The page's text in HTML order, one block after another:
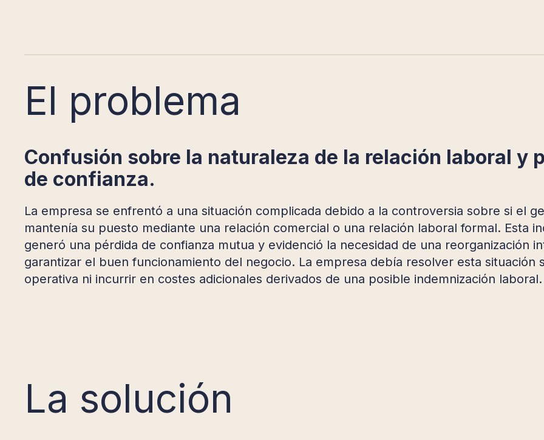
El problema
Confusión sobre la naturaleza de la relación laboral y
de confianza.
La empresa se enfrentó a una situación complicada debido a la controversia sobre si el
mantenía su puesto mediante una relación comercial o una relación laboral formal. Esta
generó una pérdida de confianza mutua y evidenció la necesidad de una reorganización
garantizar el buen funcionamiento del negocio. La empresa debía resolver esta situación
operativa ni incurrir en costes adicionales derivados de una posible indemnización laboral.
La solución